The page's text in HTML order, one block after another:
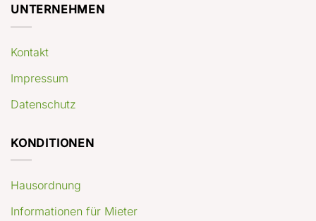
UNTERNEHMEN
Kontakt
Impressum
Datenschutz
KONDITIONEN
Hausordnung
Informationen für Mieter